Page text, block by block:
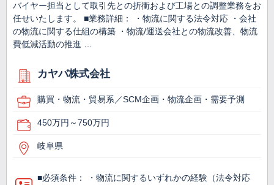
バイヤー担当として取引先との折衝および工場との調整業務をお
任せいたします。 ■業務詳細： ・物流に関する法令対応 ・会社
の物流に関する仕組の構築 ・物流/運送会社との物流改善、物流
費低減活動の推進 …
カヤバ株式会社
購買・物流・貿易系／SCM企画・物流企画・需要予測
450万円～750万円
岐阜県
■必須条件： ・物流に関するいずれかの経験（法令対応